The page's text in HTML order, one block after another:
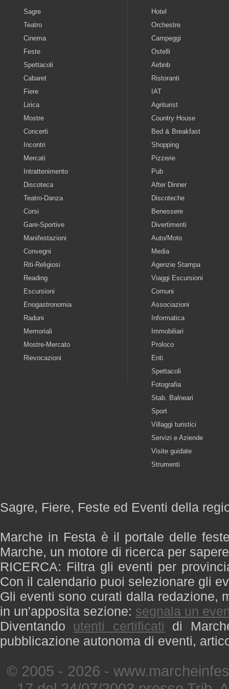
Sagre
Teatro
Cinema
Feste
Spettacoli
Cabaret
Fiere
Lirica
Mostre
Concerti
Incontri
Mercati
Intrattenimento
Discoteca
Teatro-Danza
Corsi
Gare-Sportive
Manifestazioni
Convegni
Riti-Religiosi
Reading
Escursioni
Enogastronomia
Raduni
Memoriali
Mostre-Mercato
Rievocazioni
Hotel
Orchestre
Campeggi
Ostelli
Airbnb
Ristoranti
IAT
Agriturist
Country House
Bed & Breakfast
Shopping
Pizzerie
Pub
After Dinner
Discoteche
Benessere
Divertimenti
Auto/Moto
Media
Agenzie Stampa
Viaggi Escursioni
Comuni
Associazioni
Informatica
Immobiliari
Proloco
Enti
Spettacoli
Fotografia
Stab. Balneari
Sport
Villaggi turistici
Servizi e Aziende
Visite guidate
Strumenti
Sagre, Fiere, Feste ed Eventi della
Marche in Festa è il portale delle
Marche, un motore di ricerca per
RICERCA: Filtra gli eventi per
Con il calendario puoi selezionare gli
Gli eventi sono curati dalla redazione,
in un'apposita sezione: segnala un
Diventando utenti certificati di
pubblicazione autonoma di eventi,
© 2005 - 2026 -